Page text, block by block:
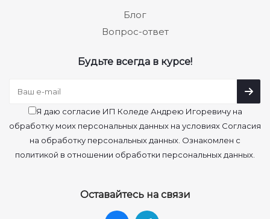
Блог
Вопрос-ответ
Будьте всегда в курсе!
Я даю согласие ИП Коледе Андрею Игоревичу на
обработку моих персональных данных на условиях Согласия
на обработку персональных данных. Ознакомлен с
политикой в отношении обработки персональных данных.
Оставайтесь на связи